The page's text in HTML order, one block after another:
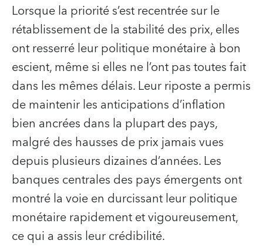
Lorsque la priorité s’est recentrée sur le
rétablissement de la stabilité des prix, elles
ont resserré leur politique monétaire à bon
escient, même si elles ne l’ont pas toutes fait
dans les mêmes délais. Leur riposte a permis
de maintenir les anticipations d’inflation
bien ancrées dans la plupart des pays,
malgré des hausses de prix jamais vues
depuis plusieurs dizaines d’années. Les
banques centrales des pays émergents ont
montré la voie en durcissant leur politique
monétaire rapidement et vigoureusement,
ce qui a assis leur crédibilité.